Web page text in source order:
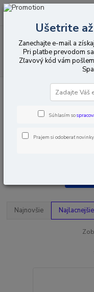
Domáce telefóny a
domáce telefóny a domáce
Nástenné
Najnovšie Najlacnejšie
Ušetrite
Zanechajte e-mail a
Pri platbe prevodom
Zľavový kód vám
Súhlasím so
Prajem si odoberať